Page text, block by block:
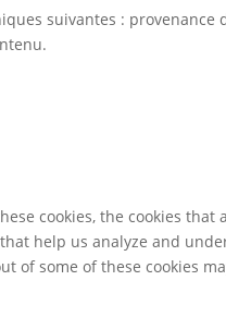
suivantes :
cookies, the cookies
help us analyze and
some of these cookies